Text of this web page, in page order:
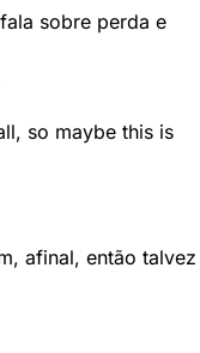
sobre perda e
so maybe this is
afinal, então talvez